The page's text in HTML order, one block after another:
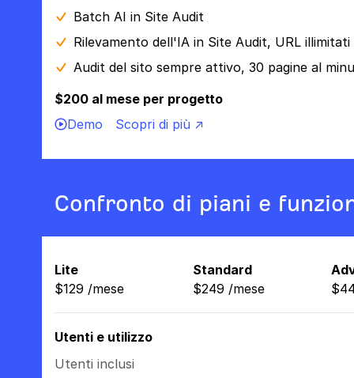
Batch AI in Site Audit
Rilevamento dell'IA in Site Audit, URL illimitati
Audit del sito sempre attivo, 30 pagine al
$200 al mese per progetto
Demo
Scopri di più ↗
Confronto di piani e
Lite
$129 /mese
Standard
$249 /mese
$
Utenti e utilizzo
Utenti inclusi